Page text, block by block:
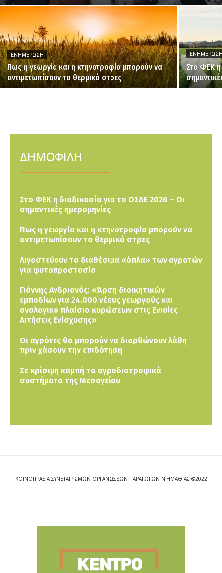
ΕΝΗΜΈΡΩΣΗ
Πως η γεωργία και η κτηνοτροφία μπορούν να
αντιμετωπίσουν το θερμικό στρες
Στο ΦΕΚ η
ΔΗΜΟΦΙΛΗ
Στο ΦΕΚ η διαδικασία για το ΟΣΔΕ 2026 – Οι
σημαντικές ημερομηνίες
Πως η γεωργία και η κτηνοτροφία μπορούν να
αντιμετωπίσουν το θερμικό στρες
Λιγοστεύουν τα διαθέσιμα «όπλα» των αγροτών
για φυτοπροστασία
Γιάννης Ανδριανός: «Άρση διοικητικών
εμποδίων για 24.000 νέους γεωργούς και
αναλογικό πλαίσιο κυρώσεων στις Ενιαίες
Αιτήσεις Ενίσχυσης»
Οι αγρότες θα μπορούν να διορθώνουν λάθη
πριν χάσουν την επιδότηση
Σε κρίσιμη καμπή τα αγροδιατροφικά
συστήματα της Μεσογείου
ΚΟΙΝΟΠΡΑΞΙΑ ΣΥΝΕΤΑΙΡΙΣΜΩΝ ΟΡΓΑΝΩΣΕΩΝ ΠΑΡΑΓΩΓΩΝ Ν.ΗΜΑΘΙΑΣ ©2022